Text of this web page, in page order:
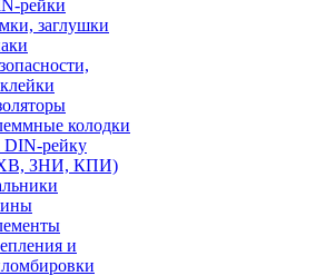
рейки
заглушки
колодки
DIN-рейку
ЗНИ, КПИ)
и